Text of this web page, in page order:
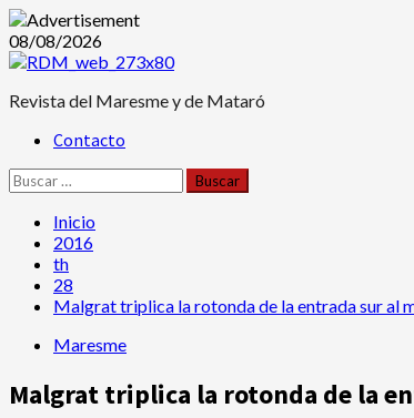
Saltar
al
08/08/2026
Revista del Maresme y de Mataró
Menú Contacto
Buscar:
Inicio
2016
th
28
Malgrat triplica la rotonda de la entrada sur al
Maresme
Malgrat triplica la rotonda de la